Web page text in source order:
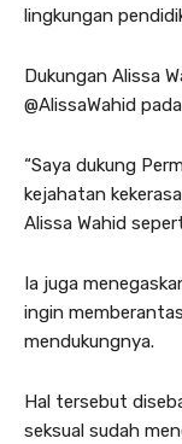
lingkungan
Dukungan Alissa
@AlissaWahid
“Saya dukung
kejahatan
Alissa Wahid
Ia juga
ingin
mendukungnya.
Hal tersebut
seksual sudah